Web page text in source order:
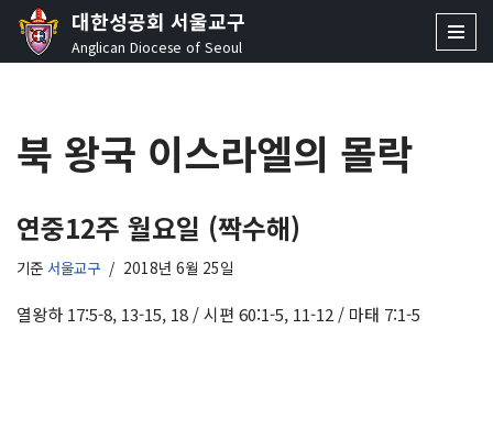
콘
로
건
뛰
기
대한성공회 서울교구
Anglican Diocese of Seoul
북 왕국 이스라엘의 몰락
연중12주 월요일 (짝수해)
기준 서울교구 2018년 6월 25일
열왕하 17:5-8, 13-15, 18 / 시편 60:1-5, 11-12 / 마태 7:1-5